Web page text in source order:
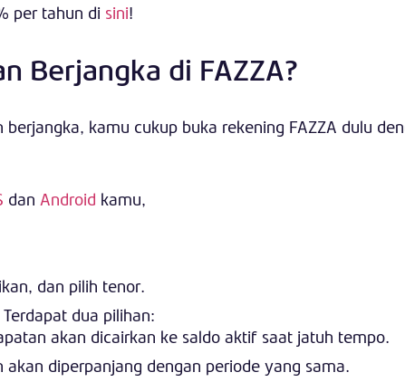
per tahun di sini!
Berjangka di FAZZA?
kamu cukup buka rekening FAZZA dulu
dan Android kamu,
dan pilih tenor.
dua pilihan:
akan dicairkan ke saldo aktif saat jatuh tempo.
diperpanjang dengan periode yang sama.